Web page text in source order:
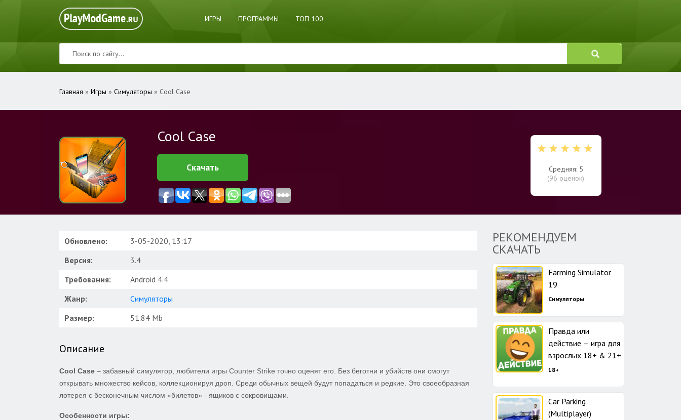
ИГРЫ ПРОГРАММЫ ТОП 100
Главная » Игры » Симуляторы » Cool Case
Cool Case
Скачать
Средняя: 5
(96 оценок)
Обновлено:
3-05-2020, 13:17
Версия:
3.4
Требования:
Android 4.4
Жанр:
Симуляторы
Размер:
51.84 Mb
Описание
Cool Case – забавный симулятор, любители игры Counter Strike точно оценят его. Без беготни и убийств они смогут
открывать множество кейсов, коллекционируя дроп. Среди обычных вещей будут попадаться и редкие. Это своеобразная
лотерея с бесконечным числом «билетов» - ящиков с сокровищами.
Особенности игры:
РЕКОМЕНДУЕМ
СКАЧАТЬ
Farming Simulator
19
Симуляторы
Правда или
действие — игра для
взрослых 18+ & 21+
18+
Car Parking
(Multiplayer)